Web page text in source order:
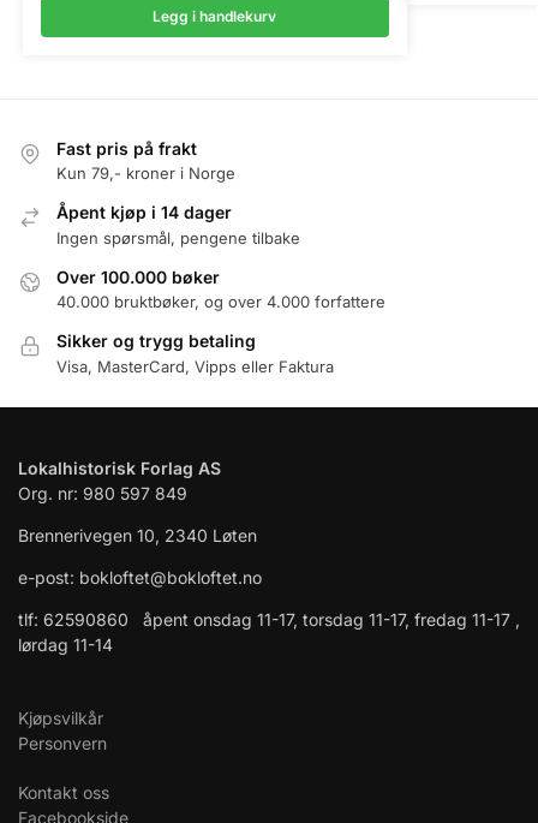
Legg i handlekurv
Fast pris på frakt
Kun 79,- kroner i Norge
Åpent kjøp i 14 dager
Ingen spørsmål, pengene tilbake
Over 100.000 bøker
40.000 bruktbøker, og over 4.000 forfattere
Sikker og trygg betaling
Visa, MasterCard, Vipps eller Faktura
Lokalhistorisk Forlag AS
Org. nr: 980 597 849
Brennerivegen 10, 2340 Løten
e-post: bokloftet@bokloftet.no
tlf: 62590860 åpent onsdag 11-17, torsdag 11-17, fredag 11-17 ,
lørdag 11-14
Kjøpsvilkår
Personvern
Kontakt oss
Facebookside